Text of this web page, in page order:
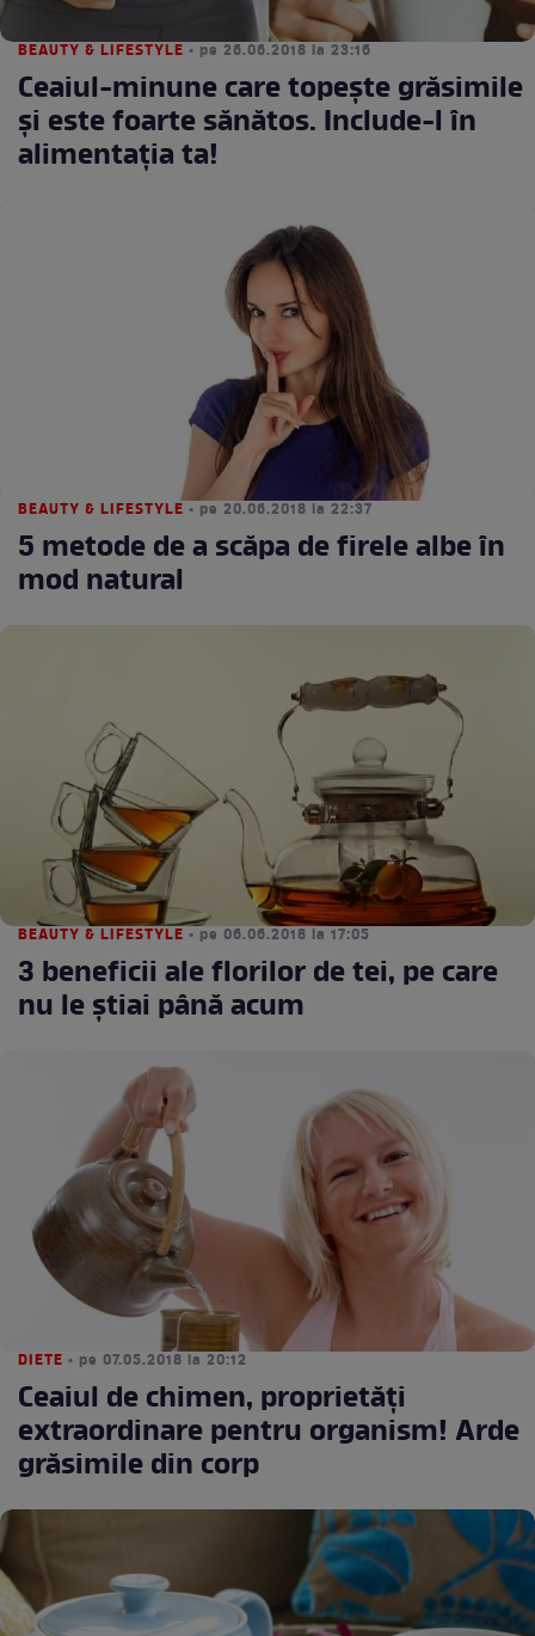
BEAUTY & LIFESTYLE • pe 26.06.2018 la 23:16
Ceaiul-minune care topește grăsimile
și este foarte sănătos. Include-l în
alimentația ta!
BEAUTY & LIFESTYLE • pe 20.06.2018 la 22:37
5 metode de a scăpa de firele albe în
mod natural
BEAUTY & LIFESTYLE • pe 06.06.2018 la 17:05
3 beneficii ale florilor de tei, pe care
nu le ştiai până acum
DIETE • pe 07.05.2018 la 20:12
Ceaiul de chimen, proprietăți
extraordinare pentru organism! Arde
grăsimile din corp